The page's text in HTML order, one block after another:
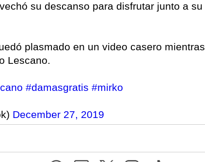
su descanso para disfrutar junto a su
plasmado en un video casero mientras
Lescano.
#damasgratis #mirko
December 27, 2019